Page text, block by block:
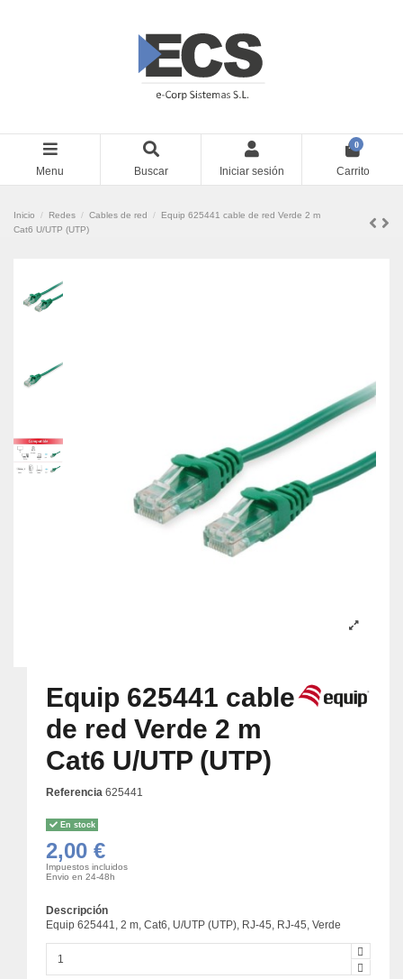
Menu Buscar Iniciar sesión
0
Carrito
Inicio Redes Cables de red
Equip 625441 cable de red Verde 2 m
Cat6 U/UTP (UTP)
Equip 625441 cable
de red Verde 2 m
Cat6 U/UTP (UTP)
Referencia 625441
En stock
2,00 €
Impuestos incluidos
Envio en 24-48h
Descripción
Equip 625441, 2 m, Cat6, U/UTP (UTP), RJ-45, RJ-45, Verde